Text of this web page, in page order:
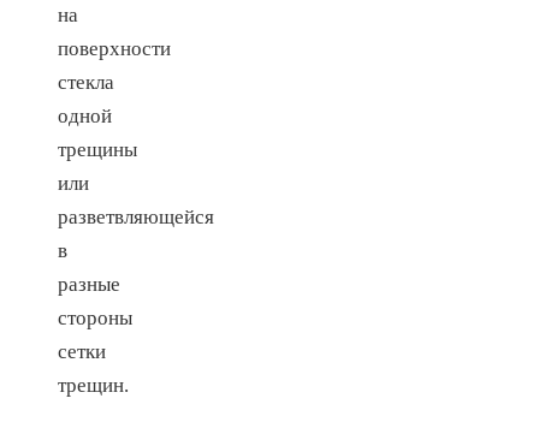
на
поверхности
стекла
одной
трещины
или
разветвляющейся
в
разные
стороны
сетки
трещин.